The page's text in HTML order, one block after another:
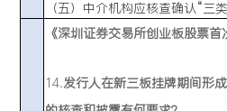
（五）中介机构应核查确认“三
《深圳证券交易所创业板股票
14.发行人在新三板挂牌期间形